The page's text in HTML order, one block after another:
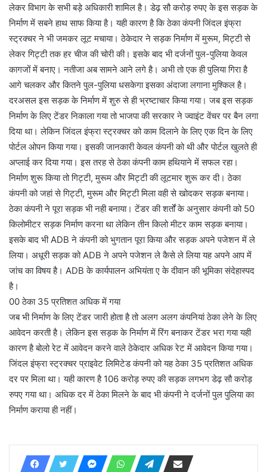
लेकर विभाग के सभी बड़े अधिकारी शामिल है। डेढ़ सौ करोड़ रुपए के इस सड़क के
निर्माण में सबने हाथ साफ किया है। यही कारण है कि ठेका कंपनी जिंदल इंफ्रा
स्ट्रक्चर ने भी जमकर लूट मचाया। ठेकेदार ने सड़क निर्माण में मुरूम, मिट्टी से
लेकर गिट्टी तक हर चीज की चोरी की। इसके बाद भी दर्जनों पुल-पुलिया केवल
कागजों में बनाए। नतीजा अब सामने आने लगे है। अभी तो एक ही पुलिया गिरा है
आगे चलकर और कितने पुल-पुलिया धसकेगा इसका अंदाजा लगाना मुश्किल है।
दरअसल इस सड़क के निर्माण में शुरु से ही भ्रष्टाचार किया गया। जब इस सड़क
निर्माण के लिए टेंडर निकाला गया तो भाजपा की सरकार ने ज्वाइंट वेंचर पर बैन लगा
दिया था। लेकिन जिंदल इंफ्रा स्ट्रक्चर को काम दिलाने के लिए एक दिन के लिए
पोर्टल ओपन किया गया। इसकी जानकारी केवल कंपनी को थी और पोर्टल खुलते ही
अप्लाई कर दिया गया। इस तरह से ठेका कंपनी काम हथियाने में सफल रहा।
निर्माण शुरू किया तो गिट्टी, मुरूम और मिट्टी की लूटमार शुरू कर दी। ठेका
कंपनी को जहां से गिट्टी, मुरूम और मिट्टी मिला वही से खोदकर सड़क बनाया।
ठेका कंपनी ने पूरा सड़क भी नही बनाया। टेंडर की शर्तों के अनुसार कंपनी को 50
किलोमीटर सड़क निर्माण करना था लेकिन तीन किलो मीटर काम सड़क बनाया।
इसके बाद भी ADB ने कंपनी को भुगतान पूरा किया और सड़क अपने पजेशन में ले
लिया। अधूरी सड़क को ADB ने अपने पजेशन ले कैसे ले लिया यह अपने आप में
जांच का विषय है। ADB के कार्यपालन अभियंता ए के दीवान की भूमिका संदेहास्पद
है।
00 ठेका 35 प्रतिशत अधिक में गया
जब भी निर्माण के लिए टेंडर जारी होता है तो अलग अलग कंपनियां ठेका लेने के लिए
आवेदन करती है। लेकिन इस सड़क के निर्माण में रिंग बनाकर टेंडर भरा गया यही
कारण है बोलो रेट में आवेदन करने वाले ठेकेदार अधिक रेट में आवेदन किया गया।
जिंदल इंफ्रा स्ट्रक्चर प्राइवेट लिमिटेड कंपनी को यह ठेका 35 प्रतिशत अधिक
दर पर मिला था। यही कारण है 106 करोड़ रुपए की सड़क लगभग डेढ़ सौ करोड़
रुपए गया था। अधिक दर में ठेका मिलने के बाद भी कंपनी ने दर्जनों पुल पुलिया का
निर्माण कराया ही नहीं।